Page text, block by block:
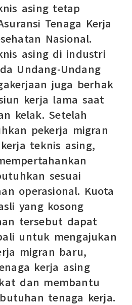
asing tetap
Tenaga Kerja
Nasional.
asing di industri
Undang-Undang
juga berhak
kerja lama saat
kelak. Setelah
pekerja migran
teknis asing,
sesuai
operasional. Kuota
yang kosong
tersebut dapat
untuk mengajukan
migran baru,
kerja asing
dan membantu
tenaga kerja.